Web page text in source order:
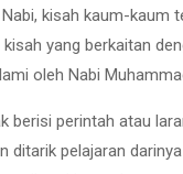
kisah kaum-kaum
yang berkaitan
oleh Nabi
berisi perintah atau
ditarik pelajaran